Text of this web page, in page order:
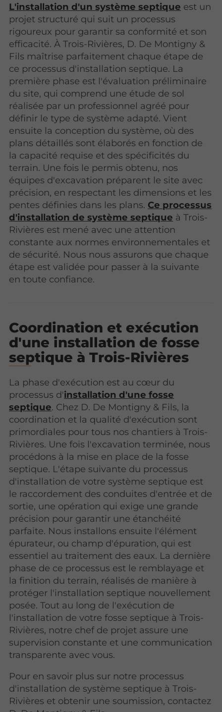
L'installation d'un système septique est un
projet structuré qui suit un processus
rigoureux pour garantir sa conformité et son
efficacité. À Trois-Rivières, D. De Montigny &
Fils maîtrise parfaitement chaque étape de
ce processus d'installation septique. La
première phase est l'évaluation préliminaire
du site, qui comprend une étude de sol
réalisée par un professionnel agréé pour
définir le type de système adapté. Vient
ensuite la conception du système, où des
plans détaillés sont élaborés en fonction de
la capacité requise et des spécificités du
terrain. Une fois le permis obtenu, nos
équipes d'excavation préparent le site avec
précision, en respectant les dimensions et les
pentes définies dans les plans. Ce processus
d'installation de système septique à Trois-
Rivières est mené avec une attention
constante aux normes environnementales et
de sécurité. Nous nous assurons que chaque
étape est validée pour passer à la suivante
en toute confiance.
Coordination et exécution
d'une installation de fosse
septique à Trois-Rivières
La phase d'exécution est au cœur du
processus d'installation d'une fosse
septique. Chez D. De Montigny & Fils, la
coordination et la qualité d'exécution sont
primordiales pour tous nos chantiers à Trois-
Rivières. Une fois l'excavation terminée, nous
procédons à la mise en place de la fosse
septique. L'étape suivante du processus
d'installation de votre système septique est
le raccordement des conduites d'entrée et de
sortie, une opération qui exige une grande
précision pour garantir une étanchéité
parfaite. Nous installons ensuite l'élément
épurateur, ou champ d'épuration, qui est
essentiel au traitement des eaux. La dernière
phase de ce processus est le remblayage et
la finition du terrain, réalisés de manière à
protéger l'installation septique nouvellement
posée. Tout au long de l'exécution de
l'installation de votre fosse septique à Trois-
Rivières, notre chef de projet assure une
supervision constante et une communication
transparente avec vous.
Pour en savoir plus sur notre processus
d'installation de système septique à Trois-
Rivières et obtenir une soumission, contactez